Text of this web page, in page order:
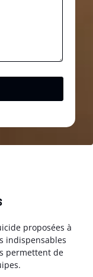
proposées à
indispensables
permettent de